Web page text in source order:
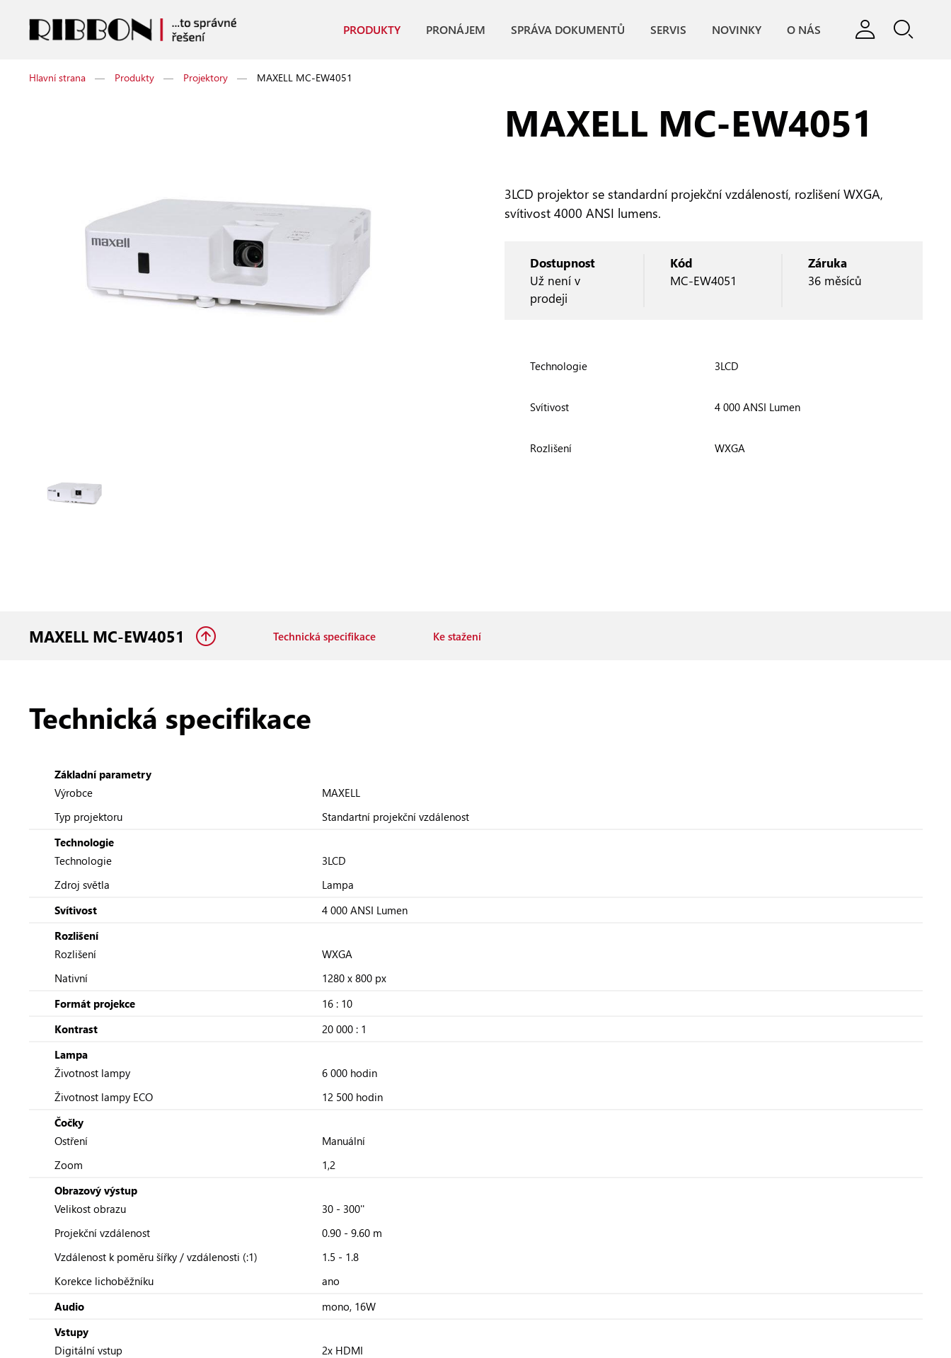
PRODUKTY PRONÁJEM SPRÁVA DOKUMENTŮ SERVIS NOVINKY O NÁS
Hlavní strana — Produkty — Projektory — MAXELL MC-EW4051
MAXELL MC‑EW4051
3LCD projektor se standardní projekční vzdáleností, rozlišení WXGA,
svítivost 4000 ANSI lumens.
Dostupnost
Už není v
prodeji
Kód
MC-EW4051
Záruka
36 měsíců
Technologie 3LCD
Svítivost 4 000 ANSI Lumen
Rozlišení WXGA
MAXELL MC-EW4051 Technická specifikace Ke stažení
Technická specifikace
Základní parametry
Výrobce
MAXELL
Typ projektoru
Standartní projekční vzdálenost
Technologie
Technologie
3LCD
Zdroj světla
Lampa
Svítivost
4 000 ANSI Lumen
Rozlišení
Rozlišení
WXGA
Nativní
1280 x 800 px
Formát projekce
16 : 10
Kontrast
20 000 : 1
Lampa
Životnost lampy
6 000 hodin
Životnost lampy ECO
12 500 hodin
Čočky
Ostření
Manuální
Zoom
1,2
Obrazový výstup
Velikost obrazu
30 - 300''
Projekční vzdálenost
0.90 - 9.60 m
Vzdálenost k poměru šířky / vzdálenosti (:1)
1.5 - 1.8
Korekce lichoběžníku
ano
Audio
mono, 16W
Vstupy
Digitální vstup
2x HDMI